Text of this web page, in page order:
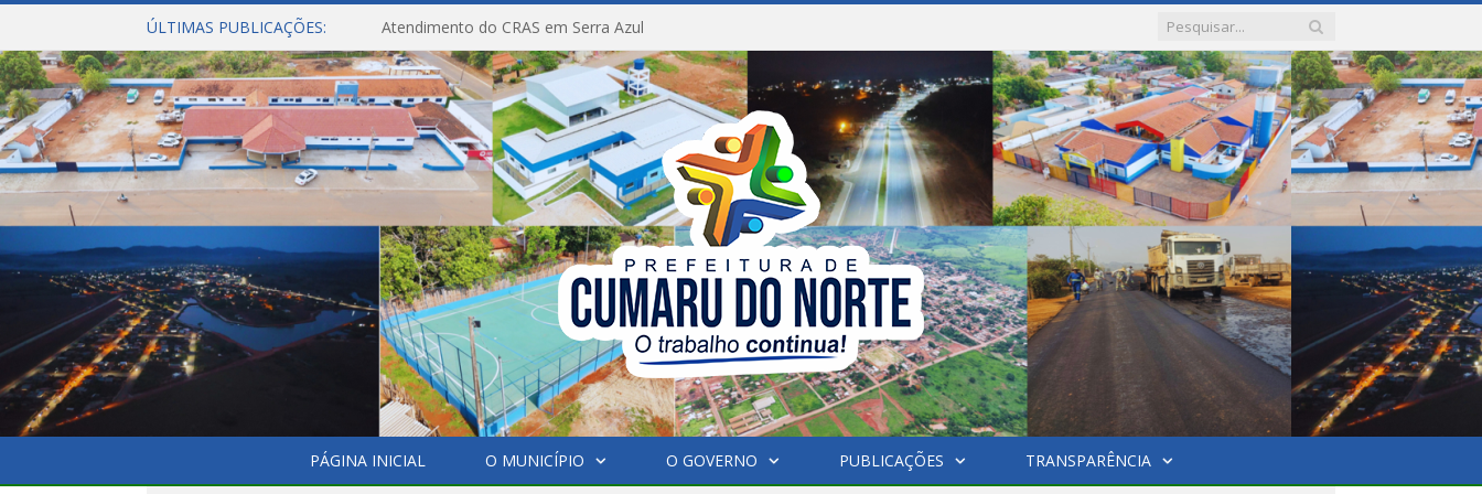
ÚLTIMAS PUBLICAÇÕES: Atendimento do CRAS em Serra Azul
PÁGINA INICIAL O MUNICÍPIO O GOVERNO PUBLICAÇÕES TRANSPARÊNCIA